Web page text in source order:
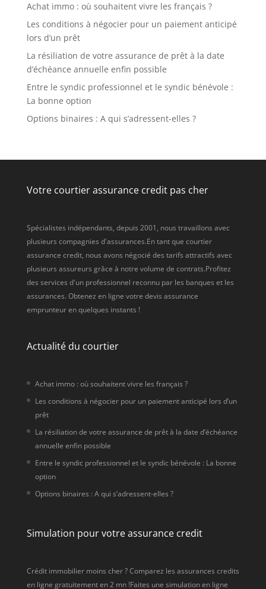
Achat immo : où souhaitent vivre les français ?
Les conditions à négocier pour un paiement anticipé
lors d’un prêt
La résiliation de votre assurance de prêt à la date
d’échéance annuelle enfin possible
Entre le syndic professionnel et le syndic bénévole :
La bonne option
Options binaires : A qui s’adressent-elles ?
Votre courtier assurance credit pas cher
Spécialistes indépendants, depuis 2001, nous travaillons avec
plusieurs compagnies d'assurances.En tant que courtier
assurance credit, nous avons négocié des tarifs attractifs avec
plusieurs assureurs grâce à notre volume de contrats.Profitez
des services d'un professionnel reconnu par les banques et les
assurances. Obtenez en ligne votre devis assurance
emprunteur en quelques instants !
Actualité du courtier
Achat immo : où souhaitent vivre les français ?
Les conditions à négocier pour un paiement anticipé lors d’un
prêt
La résiliation de votre assurance de prêt à la date d’échéance
annuelle enfin possible
Entre le syndic professionnel et le syndic bénévole : La bonne
option
Options binaires : A qui s’adressent-elles ?
Simulation pour votre assurance credit
Crédit immobilier moins cher ? Comparez les assurances credits
en ligne gratuitement en 2 mn !Faites une simulation en ligne